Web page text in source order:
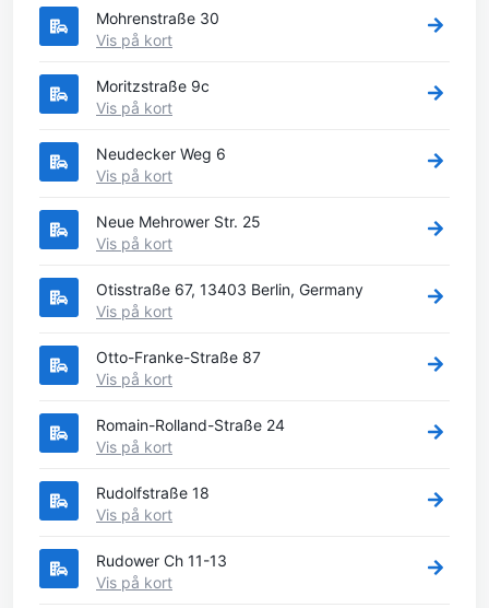
Mohrenstraße 30
Vis på kort
Moritzstraße 9c
Vis på kort
Neudecker Weg 6
Vis på kort
Neue Mehrower Str. 25
Vis på kort
Otisstraße 67, 13403 Berlin, Germany
Vis på kort
Otto-Franke-Straße 87
Vis på kort
Romain-Rolland-Straße 24
Vis på kort
Rudolfstraße 18
Vis på kort
Rudower Ch 11-13
Vis på kort